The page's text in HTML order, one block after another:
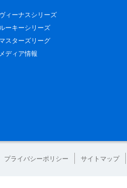
ヴィーナスシリーズ
ルーキーシリーズ
スターズリーグ
メディア情報
プライバシーポリシー サイトマップ